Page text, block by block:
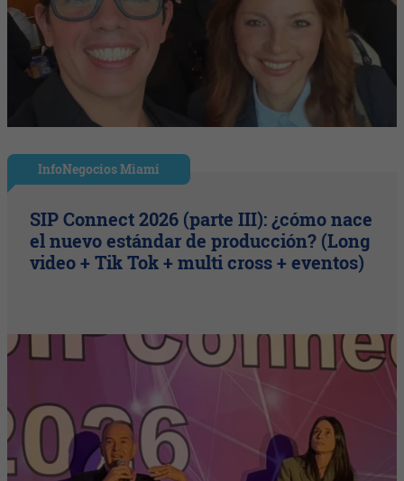
InfoNegocios Miami
SIP Connect 2026 (parte III): ¿cómo nace
el nuevo estándar de producción? (Long
video + Tik Tok + multi cross + eventos)